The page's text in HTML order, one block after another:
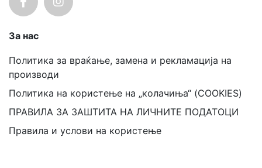
За нас
Политика за враќање, замена и рекламација на
производи
Политика на користење на „колачиња“ (COOKIES)
ПРАВИЛА ЗА ЗАШТИТА НА ЛИЧНИТЕ ПОДАТОЦИ
Правила и услови на користење